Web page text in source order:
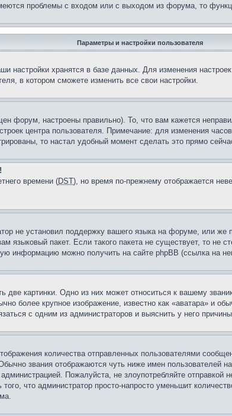
проблемы с входом или с выходом из форума, то
Параметры и настройки пользователя
настройки хранятся в базе данных. Для изменения
в котором сможете изменить все свои настройки.
форум, настроены правильно). То, что вам кажется
центра пользователя. Примечание: для изменения
то настал удобный момент сделать это прямо
времени (DST), но время по-прежнему отображается
не установил поддержку вашего языка на форуме, или
языковый пакет. Если такого пакета не существует, то не
информацию можно получить на сайте phpBB (ссылка на
две картинки. Одно из них может относиться к вашему
более крупное изображение, известно как «аватара» и
с одним из администраторов и выяснить у него
количества отправленных пользователями
звания отображаются чуть ниже имен пользователей
Пожалуйста, не злоупотребляйте
что администратор просто-напросто уменьшит